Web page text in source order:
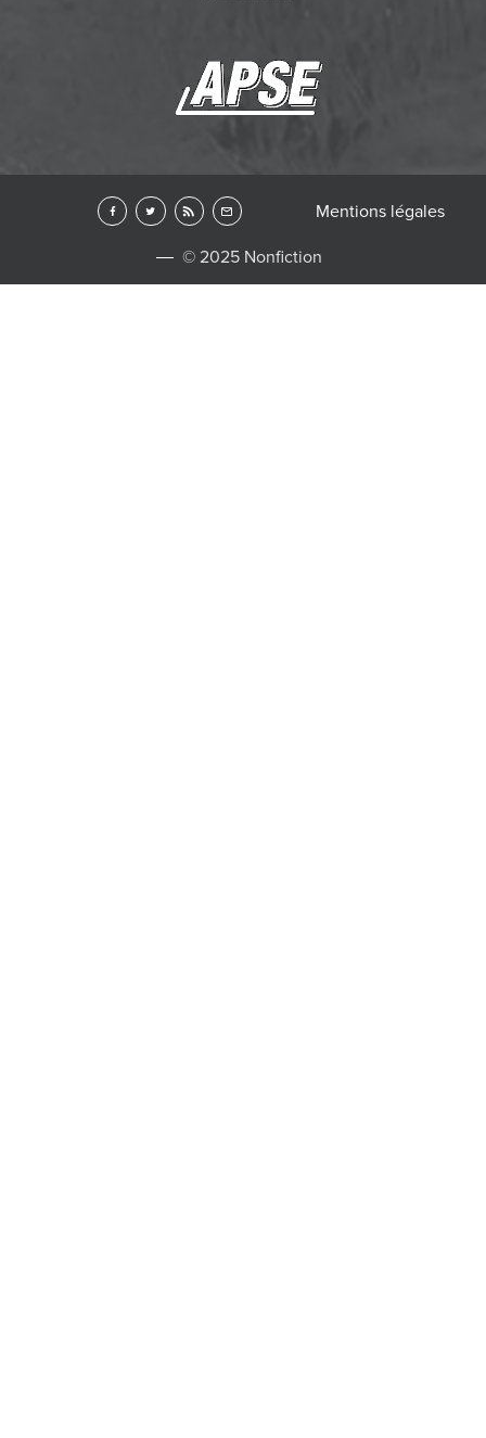
© 2025 Nonfiction
Mentions légales